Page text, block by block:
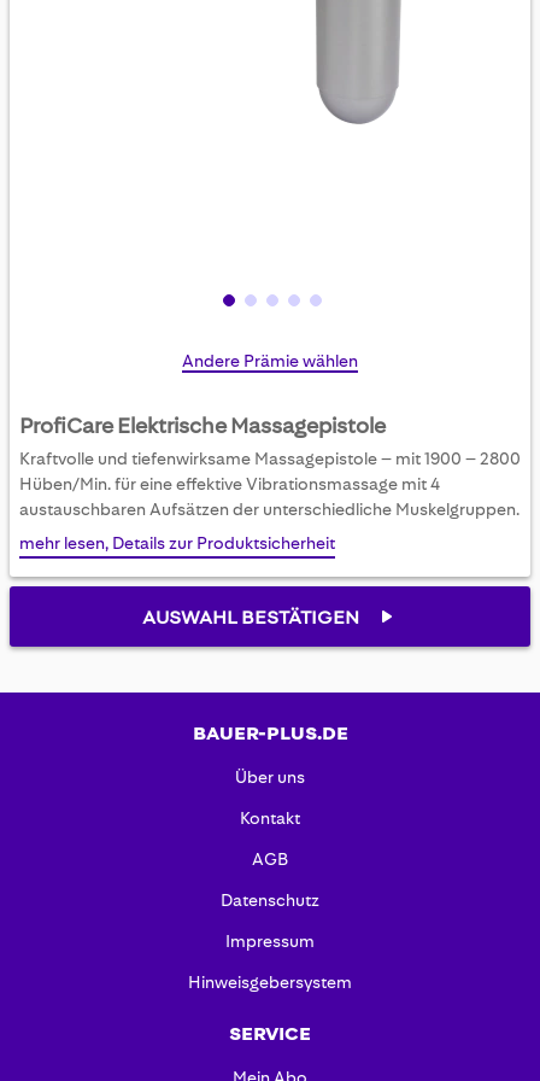
Skip
beginning
of
the
images
gallery
Andere Prämie wählen
ProfiCare Elektrische Massagepistole
Kraftvolle und tiefenwirksame Massagepistole – mit 1900 – 2800
Hüben/Min. für eine effektive Vibrationsmassage mit 4
austauschbaren Aufsätzen der unterschiedliche Muskelgruppen.
mehr lesen, Details zur Produktsicherheit
AUSWAHL BESTÄTIGEN
BAUER-PLUS.DE
Über uns
Kontakt
AGB
Datenschutz
Impressum
Hinweisgebersystem
SERVICE